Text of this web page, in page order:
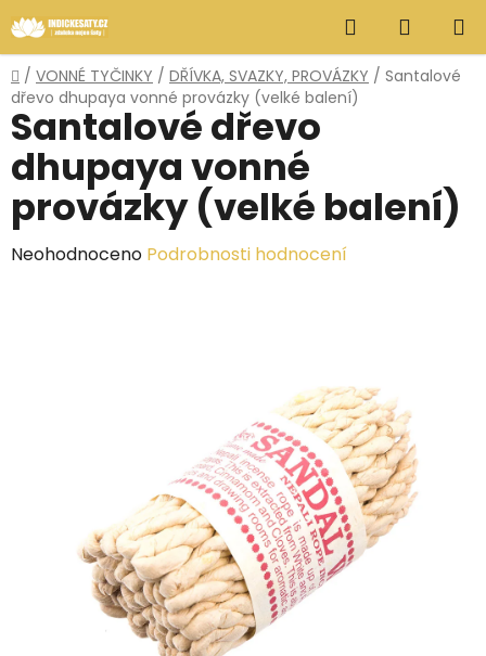
na
obsah
Hledat
KOŠÍK
Domů
/ VONNÉ TYČINKY / DŘÍVKA, SVAZKY, PROVÁZKY / Santalové
dřevo dhupaya vonné provázky (velké balení)
Santalové dřevo
dhupaya vonné
provázky (velké balení)
Průměrné
Neohodnoceno Podrobnosti hodnocení